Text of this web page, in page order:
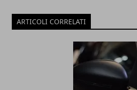
ARTICOLI CORRELATI